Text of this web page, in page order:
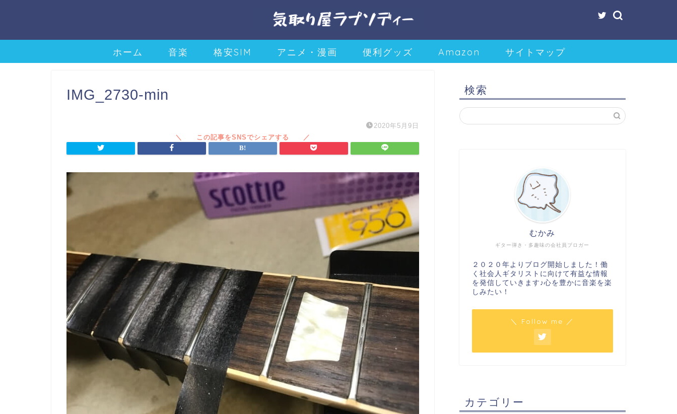
ホーム 音楽 格安SIM アニメ・漫画 便利グッズ Amazon サイトマップ
IMG_2730-min
2020年5月9日
検索
ギター弾き・多趣味の会社員ブロガー
むかみ
２０２０年よりブログ開始しました！働
く社会人ギタリストに向けて有益な情報
を発信していきます♪心を豊かに音楽を楽
しみたい！
＼ Follow me ／
カテゴリー